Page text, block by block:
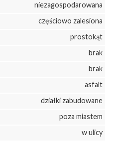
niezagospodarowana
częściowo zalesiona
prostokąt
brak
brak
asfalt
działki zabudowane
poza miastem
w ulicy